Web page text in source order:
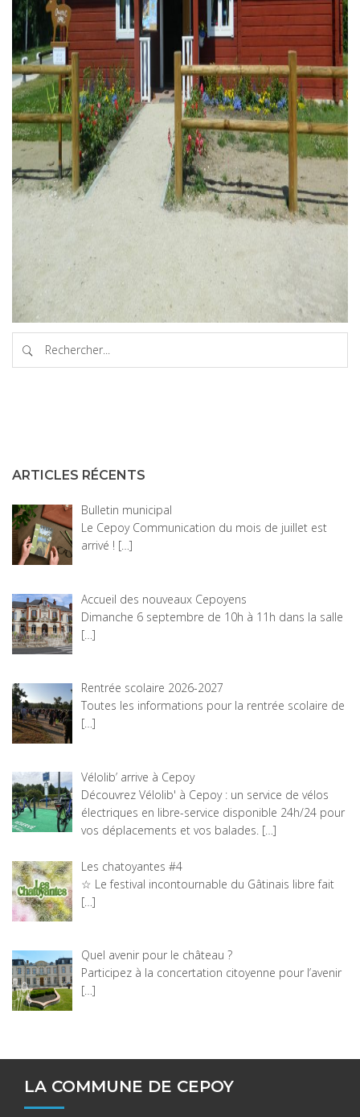
ARTICLES RÉCENTS
Bulletin municipal
Le Cepoy Communication du mois de juillet est
arrivé ! […]
Accueil des nouveaux Cepoyens
Dimanche 6 septembre de 10h à 11h dans la salle
[…]
Rentrée scolaire 2026-2027
Toutes les informations pour la rentrée scolaire de
[…]
Vélolib’ arrive à Cepoy
Découvrez Vélolib' à Cepoy : un service de vélos
électriques en libre-service disponible 24h/24 pour
vos déplacements et vos balades.[…]
Les chatoyantes #4
☆ Le festival incontournable du Gâtinais libre fait
[…]
Quel avenir pour le château ?
Participez à la concertation citoyenne pour l’avenir
[…]
LA COMMUNE DE CEPOY